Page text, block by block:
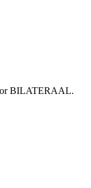
BILATERAAL.